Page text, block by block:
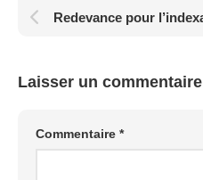
Laisser un commentaire
Commentaire *